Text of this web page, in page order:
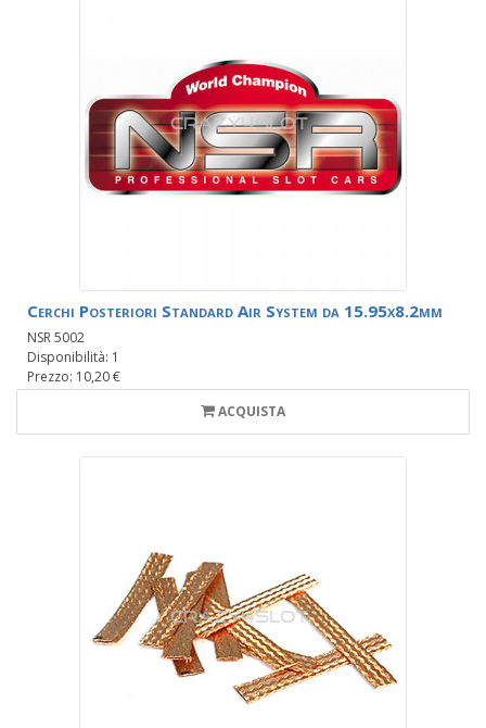
Cerchi Posteriori Standard Air System da 15.95x8.2mm
NSR 5002
Disponibilità: 1
Prezzo: 10,20 €
ACQUISTA